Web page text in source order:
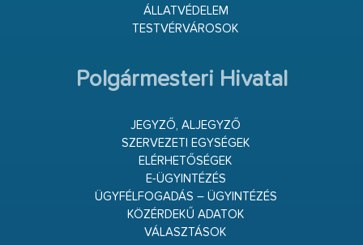
ÁLLATVÉDELEM
TESTVÉRVÁROSOK
Polgármesteri Hivatal
JEGYZŐ, ALJEGYZŐ
SZERVEZETI EGYSÉGEK
ELÉRHETŐSÉGEK
E-ÜGYINTÉZÉS
ÜGYFÉLFOGADÁS – ÜGYINTÉZÉS
KÖZÉRDEKŰ ADATOK
VÁLASZTÁSOK